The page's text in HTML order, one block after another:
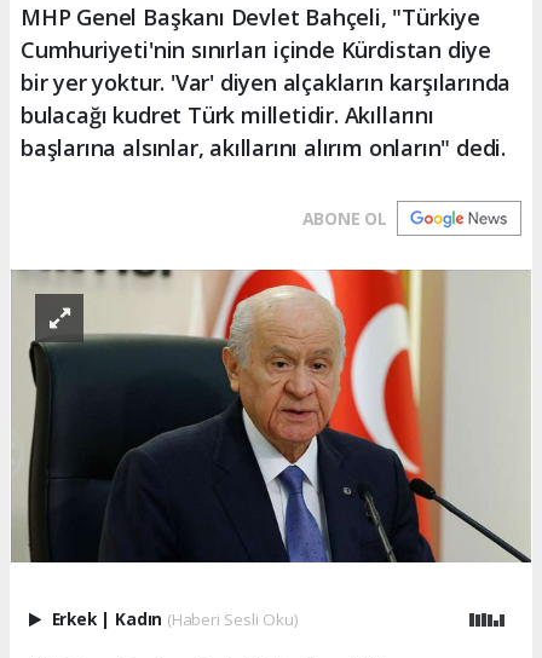
MHP Genel Başkanı Devlet Bahçeli, "Türkiye
Cumhuriyeti'nin sınırları içinde Kürdistan diye
bir yer yoktur. 'Var' diyen alçakların karşılarında
bulacağı kudret Türk milletidir. Akıllarını
başlarına alsınlar, akıllarını alırım onların" dedi.
ABONE OL
Erkek | Kadın (Haberi Sesli Oku)